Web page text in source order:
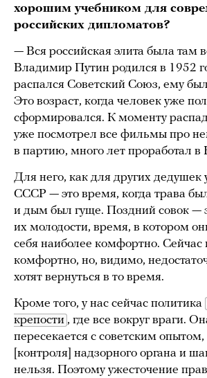
хорошим учебником для
российских дипломатов?
— Вся российская элита была там
Владимир Путин родился в 1952
распался Советский Союз, ему
Это возраст, когда человек уже
сформировался. К моменту
уже посмотрел все фильмы про
в партию, много лет проработал в
Для него, как для других дедушек
СССР — это время, когда трава
и дым был гуще. Поздний совок —
их молодости, время, в котором
себя наиболее комфортно.
комфортно, но, видимо,
хотят вернуться в то время.
Кроме того, у нас сейчас политика
крепости , где все вокруг враги.
пересекается с советским опытом,
[контроля] надзорного органа и
нельзя. Поэтому ужесточение